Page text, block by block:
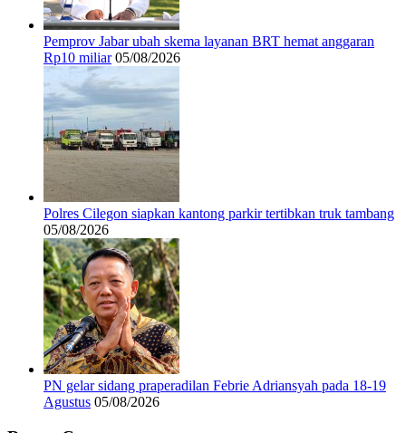
Pemprov Jabar ubah skema layanan BRT hemat anggaran
Rp10 miliar 05/08/2026
Polres Cilegon siapkan kantong parkir tertibkan truk tambang
05/08/2026
PN gelar sidang praperadilan Febrie Adriansyah pada 18-19
Agustus 05/08/2026